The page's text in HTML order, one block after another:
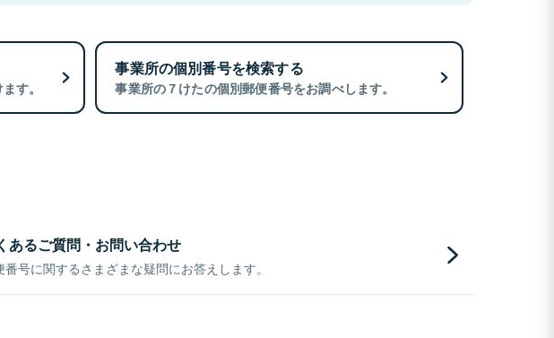
す。
事業所の個別番号を検索する
事業所の７けたの個別郵便番号をお調べします。
あるご質問・お問い合わせ
番号に関するさまざまな疑問にお答えします。